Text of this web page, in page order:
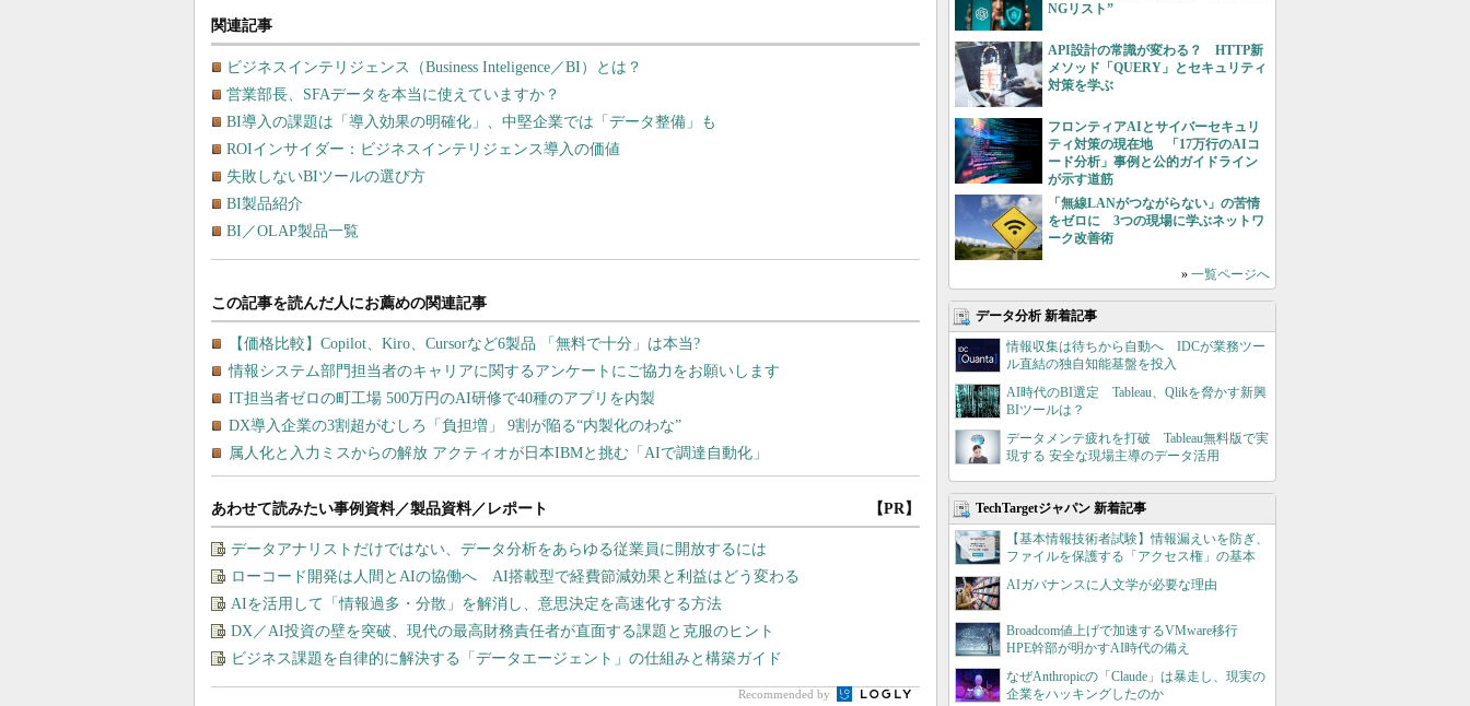
関連記事
ビジネスインテリジェンス（Business Inteligence／BI）とは？
営業部長、SFAデータを本当に使えていますか？
BI導入の課題は「導入効果の明確化」、中堅企業では「データ整備」も
ROIインサイダー：ビジネスインテリジェンス導入の価値
失敗しないBIツールの選び方
BI製品紹介
BI／OLAP製品一覧
あわせて読みたい事例資料／製品資料／レポート 【PR】
データアナリストだけではない、データ分析をあらゆる従業員に開放するには
ローコード開発は人間とAIの協働へ AI搭載型で経費節減効果と利益はどう変わる
AIを活用して「情報過多・分散」を解消し、意思決定を高速化する方法
DX／AI投資の壁を突破、現代の最高財務責任者が直面する課題と克服のヒント
ビジネス課題を自律的に解決する「データエージェント」の仕組みと構築ガイド
Recommended by
NGリスト”
API設計の常識が変わる？ HTTP新
メソッド「QUERY」とセキュリティ
対策を学ぶ
フロンティアAIとサイバーセキュリ
ティ対策の現在地 「17万行のAIコ
ード分析」事例と公的ガイドライン
が示す道筋
「無線LANがつながらない」の苦情
をゼロに 3つの現場に学ぶネットワ
ーク改善術
» 一覧ページへ
データ分析 新着記事
情報収集は待ちから自動へ IDCが業務ツー
ル直結の独自知能基盤を投入
AI時代のBI選定 Tableau、Qlikを脅かす新興
BIツールは？
データメンテ疲れを打破 Tableau無料版で実
現する 安全な現場主導のデータ活用
TechTargetジャパン 新着記事
【基本情報技術者試験】情報漏えいを防ぎ、
ファイルを保護する「アクセス権」の基本
AIガバナンスに人文学が必要な理由
Broadcom値上げで加速するVMware移行
HPE幹部が明かすAI時代の備え
なぜAnthropicの「Claude」は暴走し、現実の
企業をハッキングしたのか